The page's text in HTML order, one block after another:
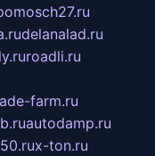
delanalad.ru
roadli.ru
farm.ru
autodamp.ru
x-ton.ru